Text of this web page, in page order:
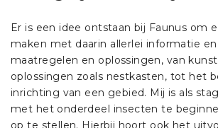
Er is een idee ontstaan bij Faunus om
maken met daarin allerlei informatie
maatregelen en oplossingen, van
oplossingen zoals nestkasten, tot het
inrichting van een gebied. Mij is als
met het onderdeel insecten te
op te stellen. Hierbij hoort ook het